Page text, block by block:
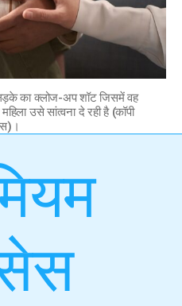
का क्लोज-अप शॉट जिसमें वह
उसे सांत्वना दे रही है (कॉपी